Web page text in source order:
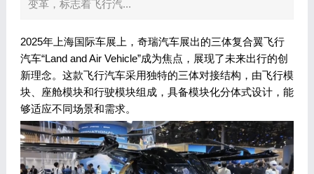
变革，标志着飞行汽...
2025年上海国际车展上，奇瑞汽车展出的三体复合翼飞行
汽车“Land and Air Vehicle”成为焦点，展现了未来出行的创
新理念。这款飞行汽车采用独特的三体对接结构，由飞行模
块、座舱模块和行驶模块组成，具备模块化分体式设计，能
够适应不同场景和需求。